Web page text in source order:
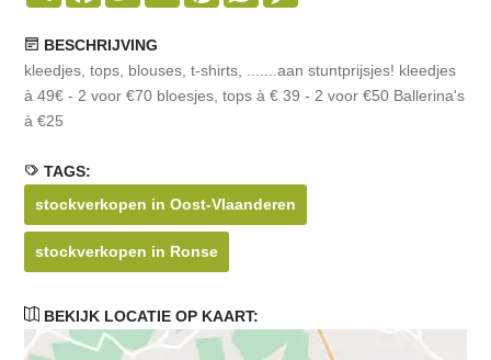
BESCHRIJVING
kleedjes, tops, blouses, t-shirts, .......aan stuntprijsjes! kleedjes
à 49€ - 2 voor €70 bloesjes, tops à € 39 - 2 voor €50 Ballerina's
à €25
TAGS:
stockverkopen in Oost-Vlaanderen
stockverkopen in Ronse
BEKIJK LOCATIE OP KAART: